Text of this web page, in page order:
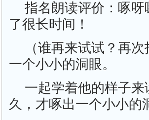
指名朗读评价：啄
了很长时间！
（谁再来试试？再
一个小小的洞眼。
一起学着他的样子
久，才啄出一个小小的